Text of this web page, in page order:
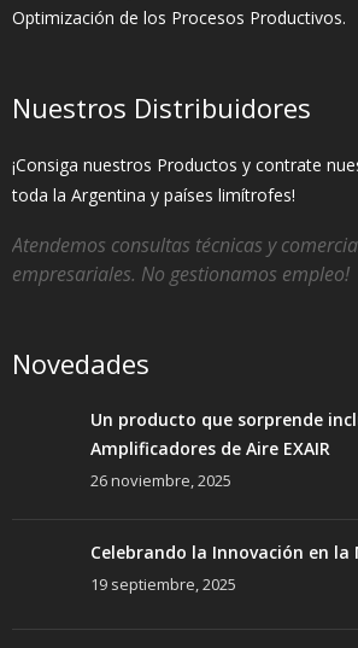
Optimización de los Procesos Productivos.
Nuestros Distribuidores
¡Consiga nuestros Productos y contrate
toda la Argentina y países limítrofes!
Atendemos consultas técnicas y
empresariales. No gestionamos empleo!
Novedades
Un producto que sorprende
Amplificadores de Aire EXAIR
26 noviembre, 2025
Celebrando la Innovación en
19 septiembre, 2025